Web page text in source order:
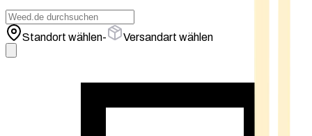
Standort wählen- Versandart wählen